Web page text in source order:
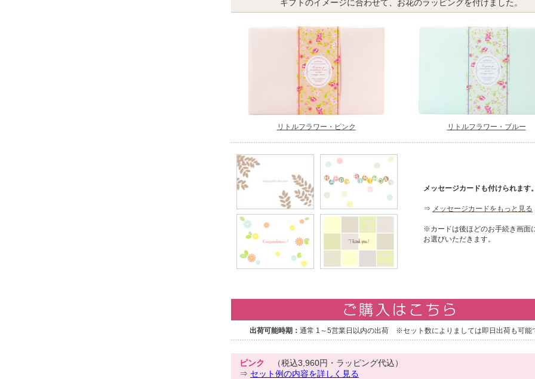
ギフトのイメージに合わせて、お花のラッピングを付けました。
リトルフラワー・ピンク リトルフラワー・ブルー
メッセージカードも付けられます。
⇒ メッセージカードをもっと見る
※カードは後ほどのお手続き画面
お選びいただきます。
出荷可能時期： 通常 1～5営業日以内の出荷 ※セット数によりましては即日出荷も可能
ピンク
（税込3,960円・ラッピング代込）
⇒ セット例の内容を詳しく見る